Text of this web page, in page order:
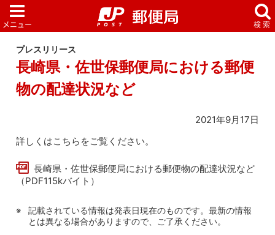
プレスリリース
長崎県・佐世保郵便局における郵便
物の配達状況など
2021年9月17日
詳しくはこちらをご覧ください。
長崎県・佐世保郵便局における郵便物の配達状況など
（PDF115kバイト）
記載されている情報は発表日現在のものです。最新の情報
とは異なる場合がありますので、ご了承ください。